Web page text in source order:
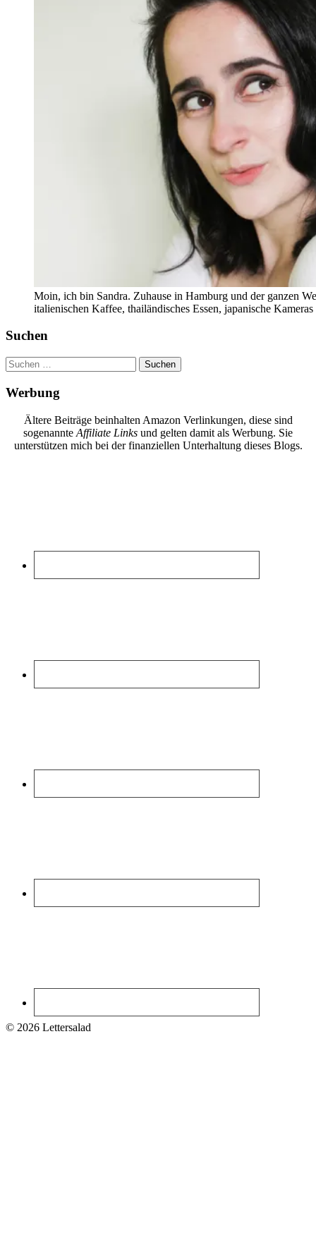
Moin, ich bin Sandra. Zuhause in Hamburg und der ganzen
italienischen Kaffee, thailändisches Essen, japanische
Suchen
Suchen
nach:
Werbung
Ältere Beiträge beinhalten Amazon Verlinkungen, diese sind
sogenannte Affiliate Links und gelten damit als Werbung. Sie
unterstützen mich bei der finanziellen Unterhaltung dieses Blogs.
© 2026 Lettersalad